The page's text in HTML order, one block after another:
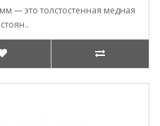
— это толстостенная медная